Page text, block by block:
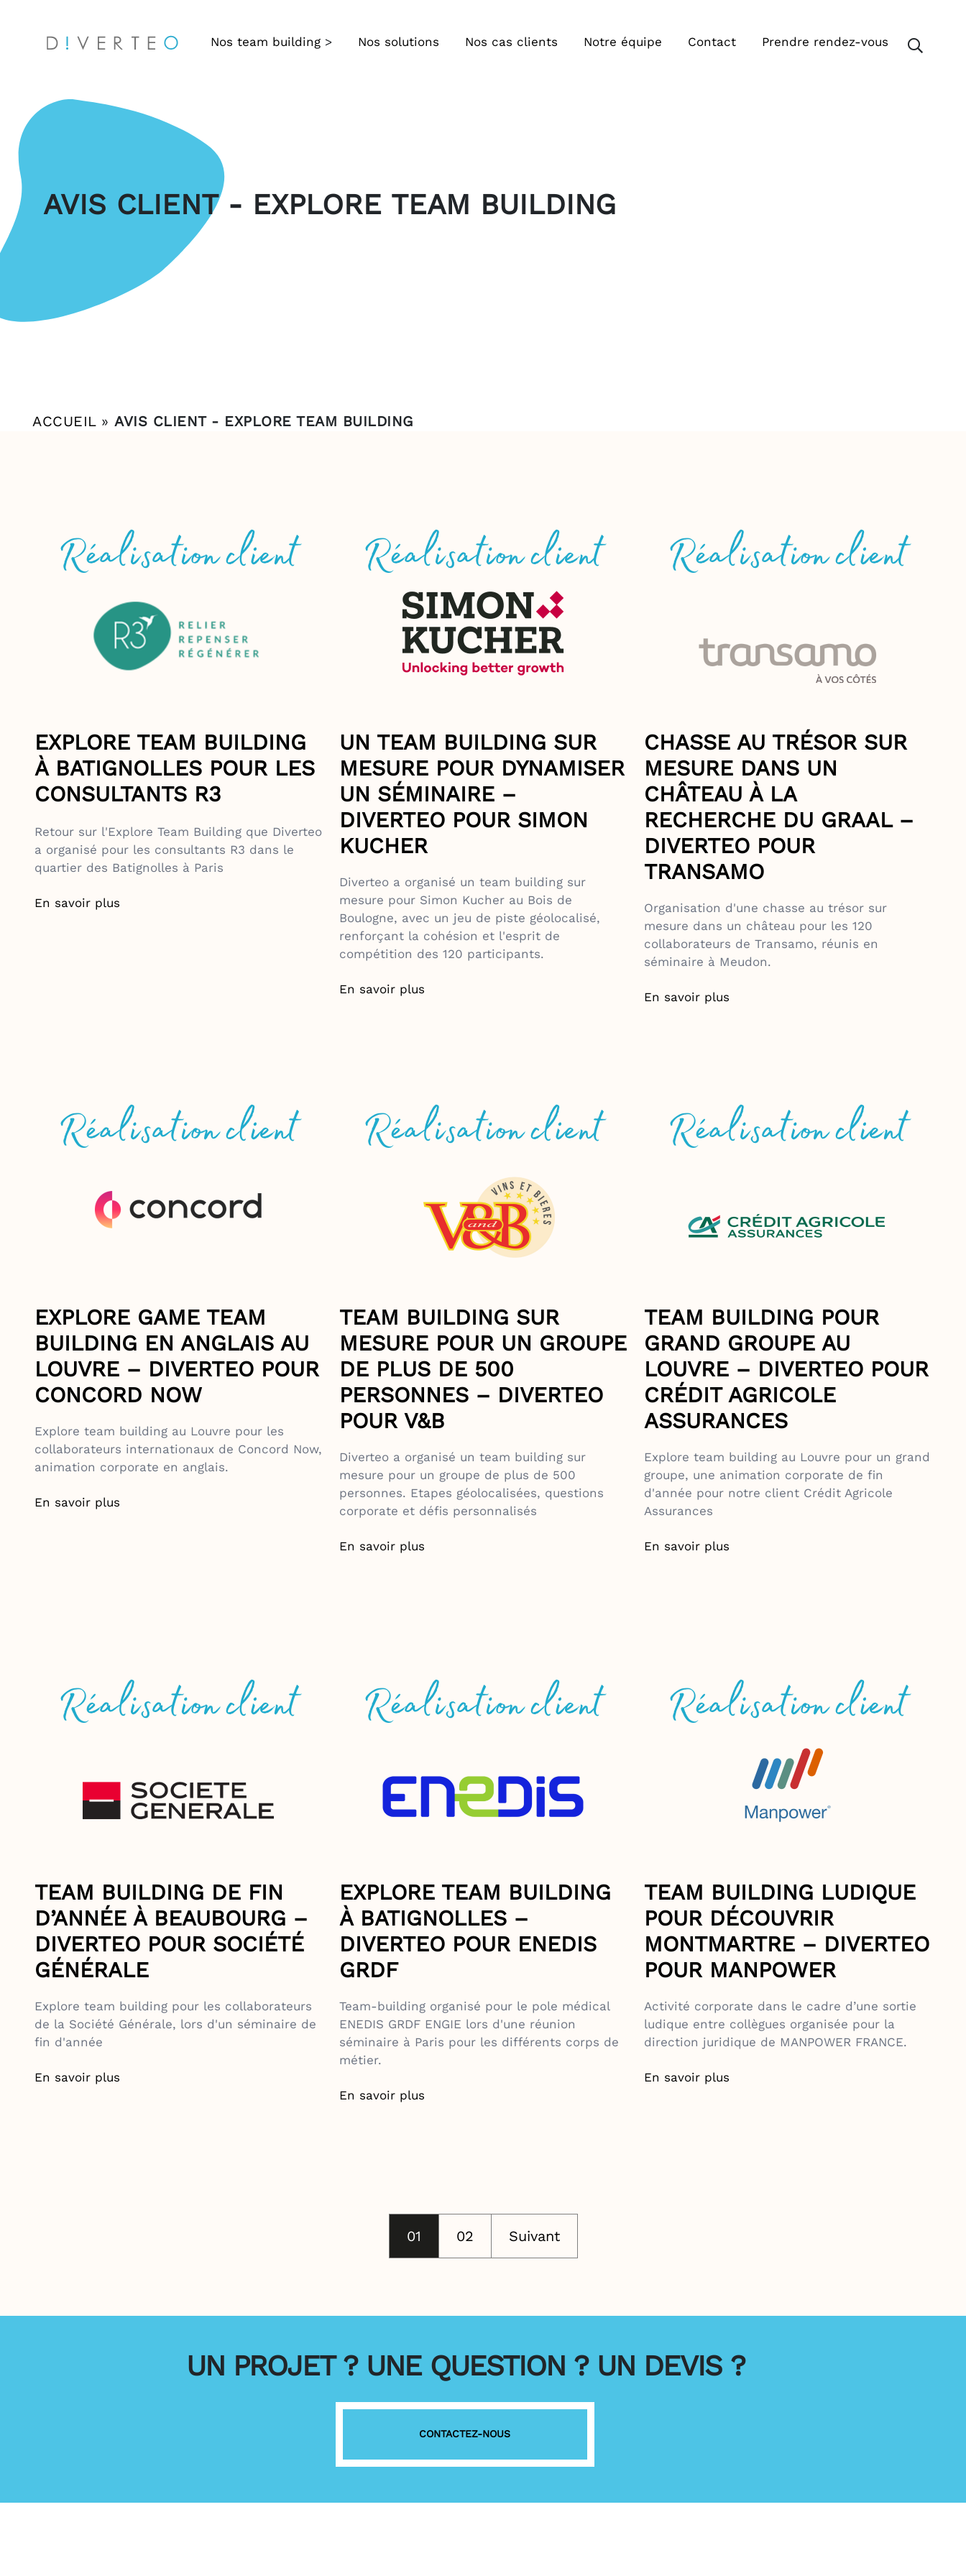
Nos team building Nos solutions Nos cas clients Notre équipe Contact Prendre rendez-vous
AVIS CLIENT - EXPLORE TEAM BUILDING
ACCUEIL» AVIS CLIENT - EXPLORE TEAM BUILDING
EXPLORE TEAM BUILDING
À BATIGNOLLES POUR LES
CONSULTANTS R3
Retour sur l'Explore Team Building que Diverteo
a organisé pour les consultants R3 dans le
quartier des Batignolles à Paris
En savoir plus
UN TEAM BUILDING SUR
MESURE POUR DYNAMISER
UN SÉMINAIRE –
DIVERTEO POUR SIMON
KUCHER
Diverteo a organisé un team building sur
mesure pour Simon Kucher au Bois de
Boulogne, avec un jeu de piste géolocalisé,
renforçant la cohésion et l'esprit de
compétition des 120 participants.
En savoir plus
CHASSE AU TRÉSOR SUR
MESURE DANS UN
CHÂTEAU À LA
RECHERCHE DU GRAAL –
DIVERTEO POUR
TRANSAMO
Organisation d'une chasse au trésor sur
mesure dans un château pour les 120
collaborateurs de Transamo, réunis en
séminaire à Meudon.
En savoir plus
EXPLORE GAME TEAM
BUILDING EN ANGLAIS AU
LOUVRE – DIVERTEO POUR
CONCORD NOW
Explore team building au Louvre pour les
collaborateurs internationaux de Concord Now,
animation corporate en anglais.
En savoir plus
TEAM BUILDING SUR
MESURE POUR UN GROUPE
DE PLUS DE 500
PERSONNES – DIVERTEO
POUR V&B
Diverteo a organisé un team building sur
mesure pour un groupe de plus de 500
personnes. Etapes géolocalisées, questions
corporate et défis personnalisés
En savoir plus
TEAM BUILDING POUR
GRAND GROUPE AU
LOUVRE – DIVERTEO POUR
CRÉDIT AGRICOLE
ASSURANCES
Explore team building au Louvre pour un grand
groupe, une animation corporate de fin
d'année pour notre client Crédit Agricole
Assurances
En savoir plus
TEAM BUILDING DE FIN
D’ANNÉE À BEAUBOURG –
DIVERTEO POUR SOCIÉTÉ
GÉNÉRALE
Explore team building pour les collaborateurs
de la Société Générale, lors d'un séminaire de
fin d'année
En savoir plus
EXPLORE TEAM BUILDING
À BATIGNOLLES –
DIVERTEO POUR ENEDIS
GRDF
Team-building organisé pour le pole médical
ENEDIS GRDF ENGIE lors d'une réunion
séminaire à Paris pour les différents corps de
métier.
En savoir plus
TEAM BUILDING LUDIQUE
POUR DÉCOUVRIR
MONTMARTRE – DIVERTEO
POUR MANPOWER
Activité corporate dans le cadre d’une sortie
ludique entre collègues organisée pour la
direction juridique de MANPOWER FRANCE.
En savoir plus
01 02 Suivant
UN PROJET ? UNE QUESTION ? UN DEVIS ?
CONTACTEZ-NOUS